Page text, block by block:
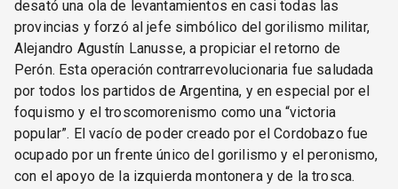
desató una ola de levantamientos en casi todas las
provincias y forzó al jefe simbólico del gorilismo militar,
Alejandro Agustín Lanusse, a propiciar el retorno de
Perón. Esta operación contrarrevolucionaria fue saludada
por todos los partidos de Argentina, y en especial por el
foquismo y el troscomorenismo como una “victoria
popular”. El vacío de poder creado por el Cordobazo fue
ocupado por un frente único del gorilismo y el peronismo,
con el apoyo de la izquierda montonera y de la trosca.